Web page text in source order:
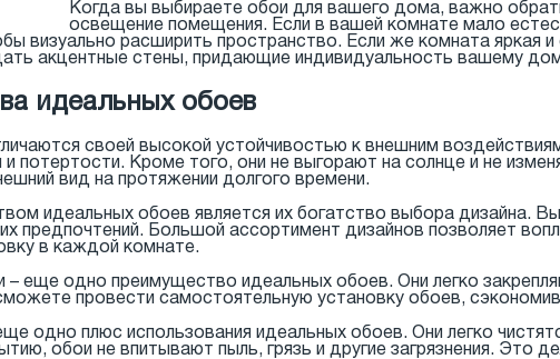
Когда вы выбираете обои для вашего дома, важно
освещение помещения. Если в вашей комнате мало
визуально расширить пространство. Если же комната
акцентные стены, придающие индивидуальность вашему
идеальных обоев
своей высокой устойчивостью к внешним
и потертости. Кроме того, они не выгорают на солнце и не
вид на протяжении долгого времени.
идеальных обоев является их богатство выбора дизайна.
предпочтений. Большой ассортимент дизайнов позволяет
в каждой комнате.
– еще одно преимущество идеальных обоев. Они легко
провести самостоятельную установку обоев, сэкономив
одно плюс использования идеальных обоев. Они легко
обои не впитывают пыль, грязь и другие загрязнения. Это